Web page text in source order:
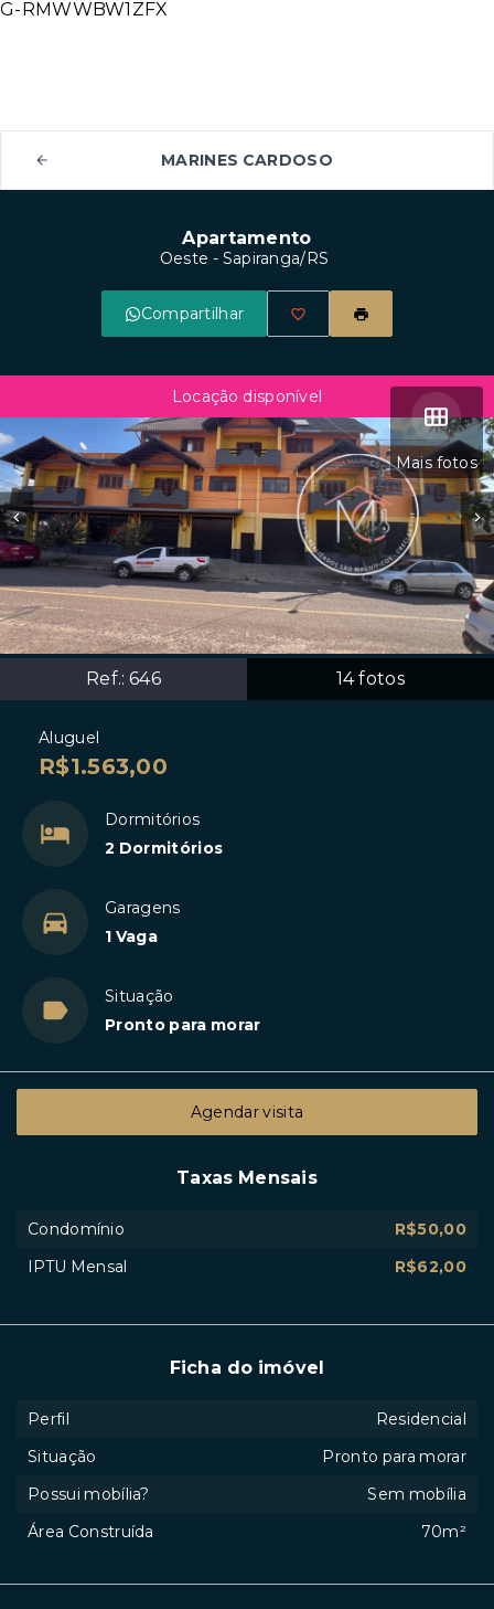
G-RMWWBW1ZFX
MARINES CARDOSO
Apartamento
Oeste - Sapiranga/RS
Compartilhar
Mais fotos
Ref.:646 14fotos
Locação disponível
Aluguel
R$1.563,00
Dormitórios
2 Dormitórios
Garagens
1 Vaga
Situação
Pronto para morar
Agendar visita
Taxas Mensais
Condomínio
R$50,00
IPTU Mensal
R$62,00
Ficha do imóvel
Perfil
Residencial
Situação
Pronto para morar
Possui mobília?
Sem mobília
Área Construída
70m²